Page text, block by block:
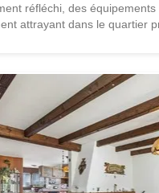
réfléchi, des
attrayant dans le quartier
une atmosphère agréable.
balcon offrent un confort de
et invitent à la détente.
moderne et dispose
Salon lumineux avec
tour de séchage intégré
dans le bâtiment Bar de
de rangement pratique des